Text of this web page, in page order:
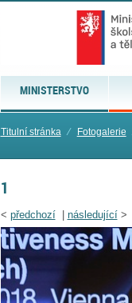
MINISTERSTVO
Titulní stránka ⁄ Fotogalerie
1
< předchozí| následující>